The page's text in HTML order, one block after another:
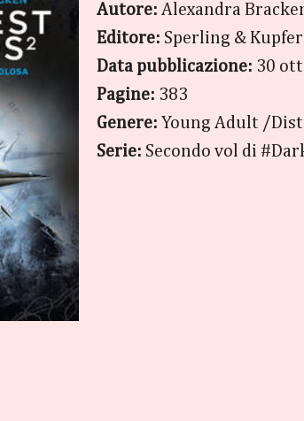
Autore: Alexandra
Editore: Sperling & Kupfer
Data pubblicazione: 30
Pagine: 383
Genere: Young Adult /
Serie: Secondo vol di